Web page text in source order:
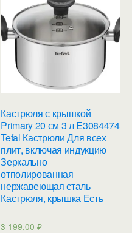
Кастрюля с крышкой
Primary 20 см 3 л E3084474
Tefal Кастрюли Для всех
плит, включая индукцию
Зеркально
отполированная
нержавеющая сталь
Кастрюля, крышка Есть
3 199,00₽